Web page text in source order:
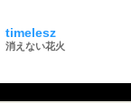
timelesz
消えない花火